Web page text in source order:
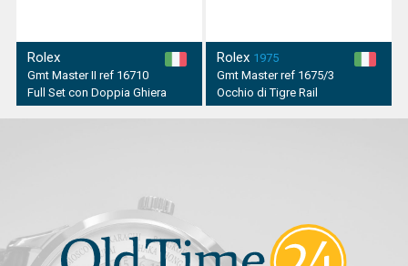
Rolex
Gmt Master II ref 16710
Full Set con Doppia Ghiera
Rolex 1975
Gmt Master ref 1675/3
Occhio di Tigre Rail